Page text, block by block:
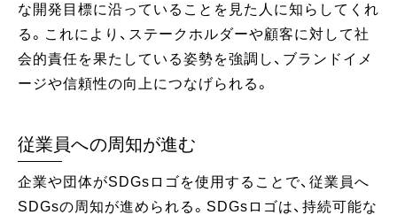
な開発目標に沿っていることを見た人に知らしてくれ
る。これにより、ステークホルダーや顧客に対して社
会的責任を果たしている姿勢を強調し、ブランドイメ
ージや信頼性の向上につなげられる。
従業員への周知が進む
企業や団体がSDGsロゴを使用することで、従業員へ
SDGsの周知が進められる。SDGsロゴは、持続可能な